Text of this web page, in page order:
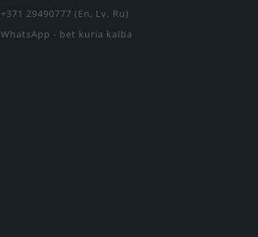
+371 29490777 (En, Lv, Ru)
WhatsApp - bet kuria kalba